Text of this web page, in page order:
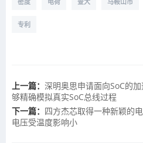
专利
上一篇： 深明奥思申请面向SoC的
够精确模拟真实SoC总线过程
下一篇： 四方杰芯取得一种新颖的
电压受温度影响小